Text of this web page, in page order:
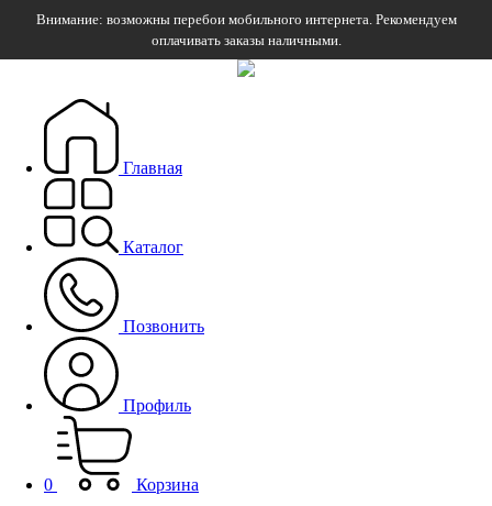
Внимание: возможны перебои мобильного интернета. Рекомендуем
оплачивать заказы наличными.
Главная
Каталог
Позвонить
Профиль
0 Корзина